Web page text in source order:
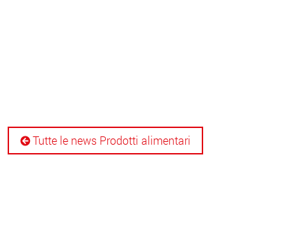
Tutte le news Prodotti alimentari